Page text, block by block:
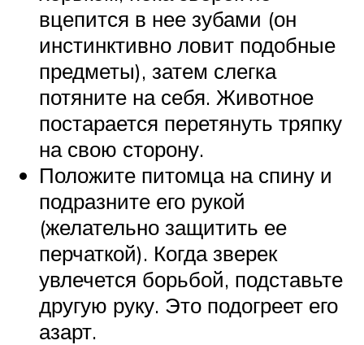
вцепится в нее зубами (он
инстинктивно ловит подобные
предметы), затем слегка
потяните на себя. Животное
постарается перетянуть тряпку
на свою сторону.
Положите питомца на спину и
подразните его рукой
(желательно защитить ее
перчаткой). Когда зверек
увлечется борьбой, подставьте
другую руку. Это подогреет его
азарт.